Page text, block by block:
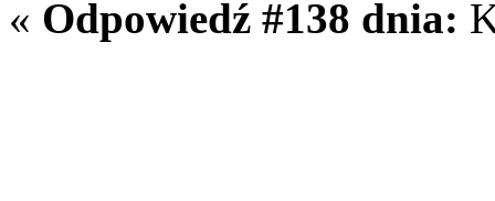
« Odpowiedź #138 dnia: